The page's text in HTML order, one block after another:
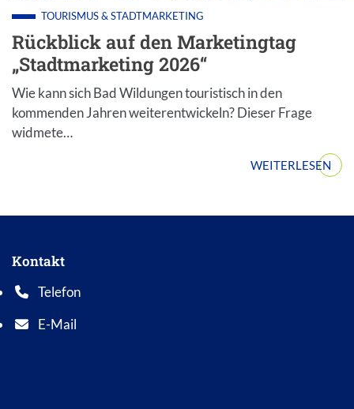
Rückblick auf den Marketingtag
„Stadtmarketing 2026“
TOURISMUS & STADTMARKETING
Wie kann sich Bad Wildungen touristisch in den
kommenden Jahren weiterentwickeln? Dieser Frage
widmete…
WEITERLESEN
Kontakt
Telefon
Telefonnummer: 0 5 6 2 1 7 0 1 0
E-Mail
E-Mail Adresse: info@bad-wildungen.de